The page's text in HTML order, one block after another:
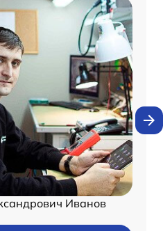
Иванов